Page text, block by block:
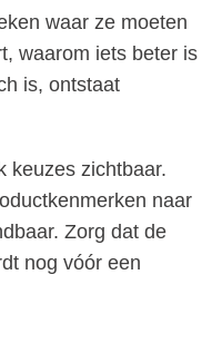
waar ze moeten
waarom iets beter is
is, ontstaat
keuzes zichtbaar.
naar
Zorg dat de
nog vóór een